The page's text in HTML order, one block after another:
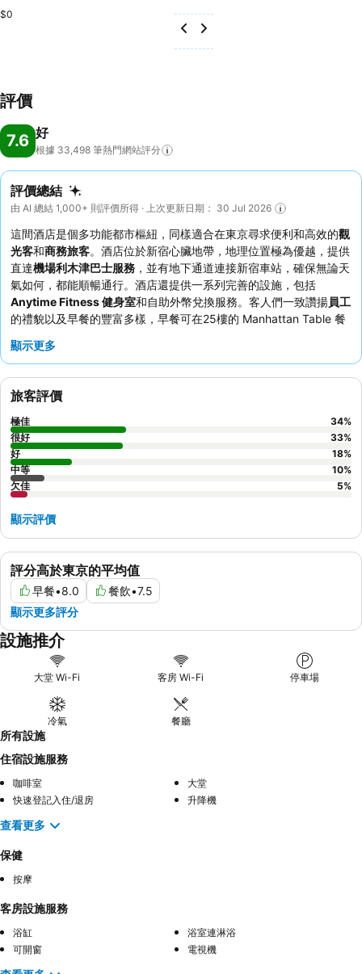
$0
評價
7.6 好
根據 33,498 筆熱門網站評分
評價總結
由 AI 總結 1,000+ 則評價所得 · 上次更新日期： 30 Jul 2026
這間酒店是個多功能都市樞紐，同樣適合在東京尋求便利和高效的觀
光客和商務旅客。酒店位於新宿心臟地帶，地理位置極為優越，提供
直達機場利木津巴士服務 ，並有地下通道連接新宿車站，確保無論天
氣如何，都能順暢通行。酒店還提供一系列完善的設施，包括
Anytime Fitness 健身室和自助外幣兌換服務。客人們一致讚揚員工
的禮貌以及早餐的豐富多樣，早餐可在25樓的 Manhattan Table 餐
慮要求入住避開主要街道的客房。
顯示更多
評分高於東京的平均值
早餐•8.0 餐飲•7.5
顯示更多評分
旅客評價
極佳 34%
很好
33%
好
18%
中等
10%
欠佳
5%
顯示評價
設施推介
大堂 Wi-Fi 客房 Wi-Fi 停車場
冷氣 餐廳
所有設施
住宿設施服務
咖啡室
大堂
快速登記入住/退房
升降機
查看更多
保健
按摩
客房設施服務
浴缸
浴室連淋浴
可開窗
電視機